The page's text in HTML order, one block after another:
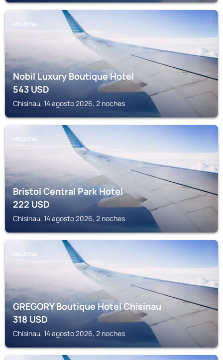
MOLDOVA
Nobil Luxury Boutique Hotel
543USD
Chisinau, 14 agosto 2026, 2 noches
MOLDOVA
Bristol Central Park Hotel
222USD
Chisinau, 14 agosto 2026, 2 noches
MOLDOVA
GREGORY Boutique Hotel Chisinau
318USD
Chisinau, 14 agosto 2026, 2 noches